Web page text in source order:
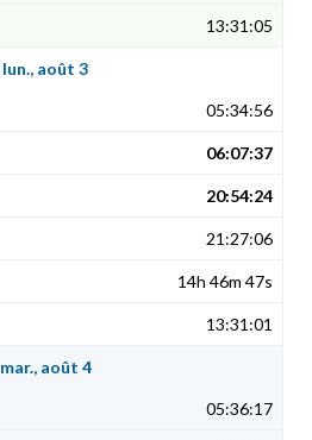
13:31:05
lun., août 3
05:34:56
06:07:37
20:54:24
21:27:06
14h 46m 47s
13:31:01
mar., août 4
05:36:17